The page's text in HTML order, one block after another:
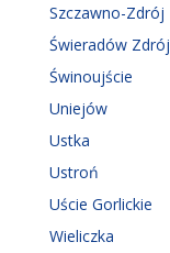
Szczawno-Zdrój
Świeradów Zdrój
Świnoujście
Uniejów
Ustka
Ustroń
Uście Gorlickie
Wieliczka